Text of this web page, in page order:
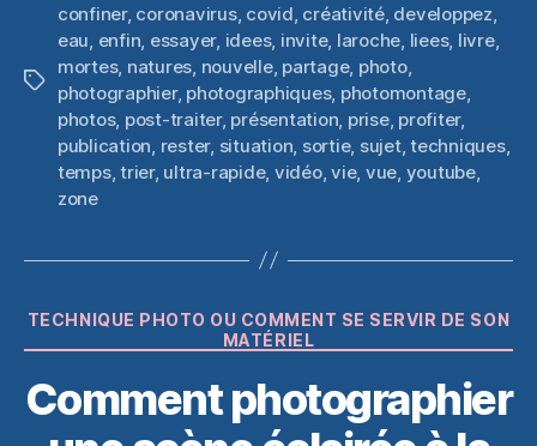
Étiquettes
confiner, coronavirus, covid créativité, developpez
eau enfin essayer, idees, invite, laroche liees, livre,
mortes, natures nouvelle, partage, photo,
photographier, photographiques, photomontage,
photos, post-traiter, présentation prise, profiter,
publication rester, situation sortie, sujet,techniques,
temps,trier, ultra-rapide, vidéo,vie, vue youtube,
zone
Catégories
TECHNIQUE PHOTO OU COMMENT SE SERVIR DE SON
MATÉRIEL
Comment photographier